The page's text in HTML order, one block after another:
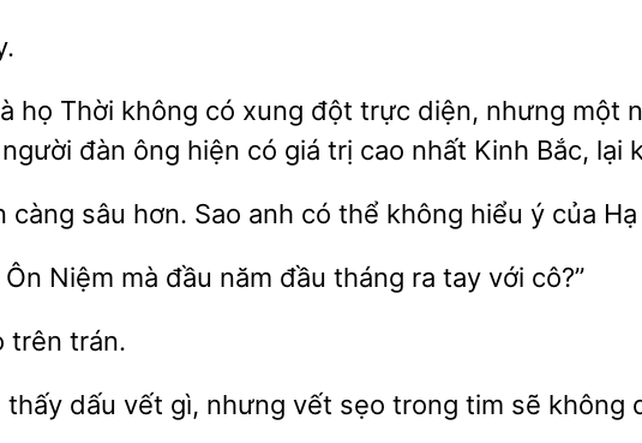
họ Thời không có xung đột trực diện, nhưng một
người đàn ông hiện có giá trị cao Kinh Bắc, lại
sâu hơn. Sao có thể không hiểu ý của Hạ
mà đầu năm đầu tháng ra cô?”
trên
dấu vết gì, nhưng sẹo trong tim sẽ không